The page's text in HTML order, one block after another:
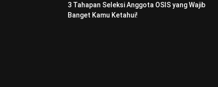
3 Tahapan Seleksi Anggota OSIS yang Wajib
Banget Kamu Ketahui!